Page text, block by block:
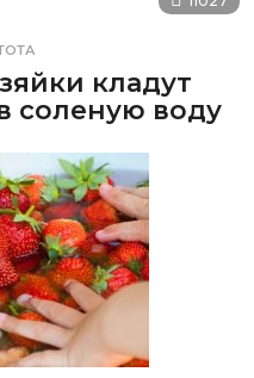
кладут
соленую воду